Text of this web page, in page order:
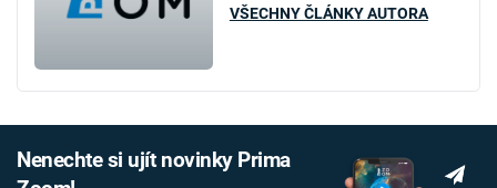
VŠECHNY ČLÁNKY AUTORA
Nenechte si ujít novinky Prima